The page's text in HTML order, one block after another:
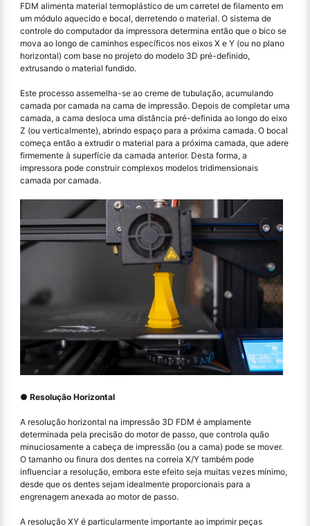
FDM alimenta material termoplástico de um carretel de filamento em
um módulo aquecido e bocal, derretendo o material. O sistema de
controle do computador da impressora determina então que o bico se
mova ao longo de caminhos específicos nos eixos X e Y (ou no plano
horizontal) com base no projeto do modelo 3D pré-definido,
extrusando o material fundido.
Este processo assemelha-se ao creme de tubulação, acumulando
camada por camada na cama de impressão. Depois de completar uma
camada, a cama desloca uma distância pré-definida ao longo do eixo
Z (ou verticalmente), abrindo espaço para a próxima camada. O bocal
começa então a extrudir o material para a próxima camada, que adere
firmemente à superfície da camada anterior. Desta forma, a
impressora pode construir complexos modelos tridimensionais
camada por camada.
● Resolução Horizontal
A resolução horizontal na impressão 3D FDM é amplamente
determinada pela precisão do motor de passo, que controla quão
minuciosamente a cabeça de impressão (ou a cama) pode se mover.
O tamanho ou finura dos dentes na correia X/Y também pode
influenciar a resolução, embora este efeito seja muitas vezes mínimo,
desde que os dentes sejam idealmente proporcionais para a
engrenagem anexada ao motor de passo.
A resolução XY é particularmente importante ao imprimir peças